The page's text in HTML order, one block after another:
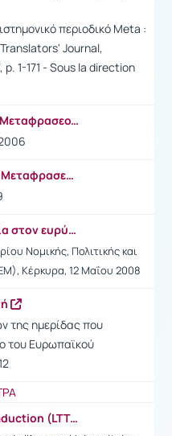
περιοδικό Meta :
Journal,
1-171 - Sous la direction
1η Συνάντηση Ελληνόφωνων Μεταφρασεολόγων
2η Συνάντηση Ελληνόφωνων Μεταφρασεολόγων
Η μετάφραση και η διερμηνεία στον ευρύτερο δημόσιο τομέα
Νομικής, Πολιτικής και
Κέρκυρα, 12 Μαΐου 2008
της ημερίδας που
του Ευρωπαϊκού
Lexicologie, Terminologie, Traduction (LTT)